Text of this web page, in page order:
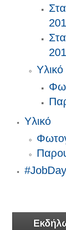
Υλικό
Υλικό